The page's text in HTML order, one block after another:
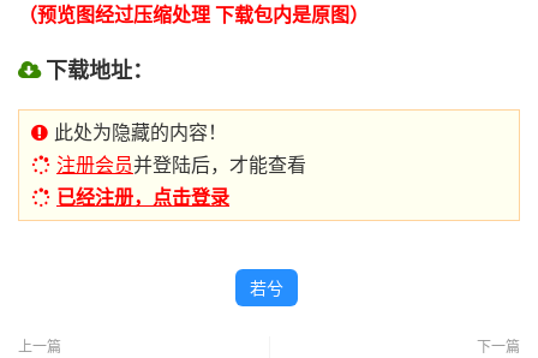
（预览图经过压缩处理 下载包内是原图）
下载地址：
此处为隐藏的内容！
注册会员并登陆后，才能查看
已经注册，点击登录
若兮
上一篇 下一篇